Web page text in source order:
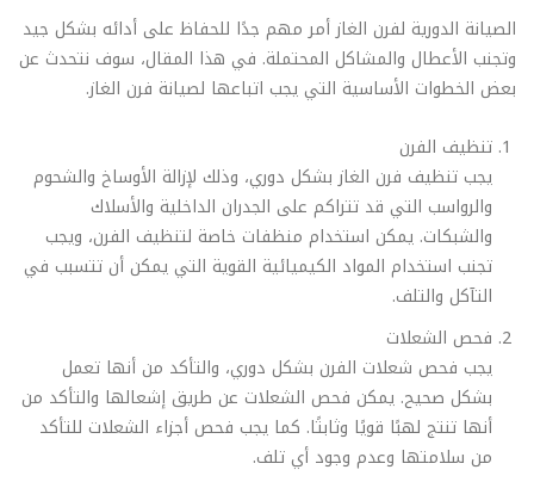
الصيانة الدورية لفرن الغاز أمر مهم جدًا للحفاظ على أدائه بشكل جيد
وتجنب الأعطال والمشاكل المحتملة. في هذا المقال، سوف نتحدث عن
بعض الخطوات الأساسية التي يجب اتباعها لصيانة فرن الغاز.
تنظيف الفرن
يجب تنظيف فرن الغاز بشكل دوري، وذلك لإزالة الأوساخ والشحوم
والرواسب التي قد تتراكم على الجدران الداخلية والأسلاك
والشبكات. يمكن استخدام منظفات خاصة لتنظيف الفرن، ويجب
تجنب استخدام المواد الكيميائية القوية التي يمكن أن تتسبب في
التآكل والتلف.
فحص الشعلات
يجب فحص شعلات الفرن بشكل دوري، والتأكد من أنها تعمل
بشكل صحيح. يمكن فحص الشعلات عن طريق إشعالها والتأكد من
أنها تنتج لهبًا قويًا وثابتًا. كما يجب فحص أجزاء الشعلات للتأكد
من سلامتها وعدم وجود أي تلف.